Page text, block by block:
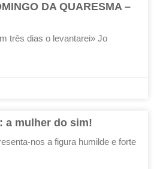
DA QUARESMA –
três dias o levantarei» Jo
a mulher do sim!
nos a figura humilde e forte